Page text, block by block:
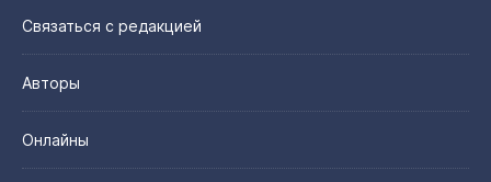
Связаться с редакцией
Авторы
Онлайны